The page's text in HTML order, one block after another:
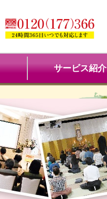
サービス紹介